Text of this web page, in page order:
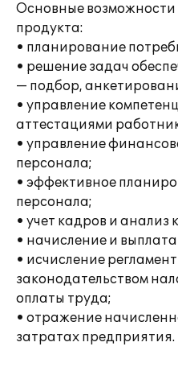
Основные возможности
продукта:
• планирование
• решение задач
— подбор,
• управление
аттестациями
• управление
персонала;
• эффективное
персонала;
• учет кадров и анализ
• начисление и
• исчисление
законодательством
оплаты труда;
• отражение
затратах предприятия.